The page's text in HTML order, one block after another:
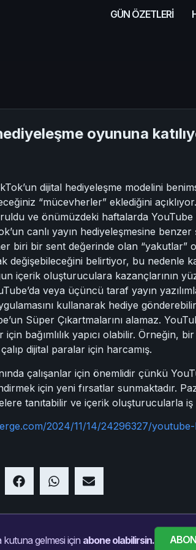
GÜN ÖZETLERİ
oyununa
dijital hediyeleşme modelini
“mücevherler” eklediğini
ve önümüzdeki haftalarda
canlı yayın hediyeleşmesine
biri bir sent değerinde olan
değişebileceğini belirtiyor, bu nedenle
içerik oluşturuculara kazançlarının
veya üçüncü taraf yayın
kullanarak hediye
Süper Çıkartmalarını alamaz.
bağımlılık yapıcı olabilir. Örneğin,
dijital paralar için harcamış.
çalışanlar için önemlidir çünkü
için yeni fırsatlar sunmaktadır.
tanıtabilir ve içerik oluşturucularla
2024/11/14/24296327/
gelmesi için abone olabilirsin.